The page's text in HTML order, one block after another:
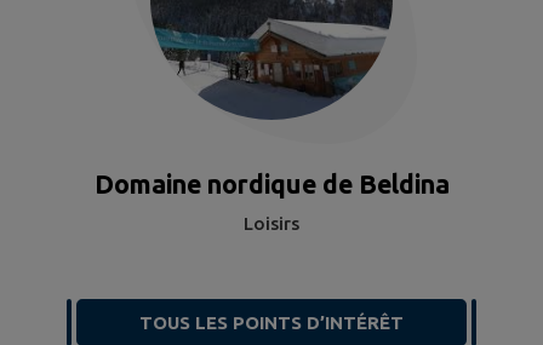
Domaine nordique de Beldina
Loisirs
TOUS LES POINTS D’INTÉRÊT